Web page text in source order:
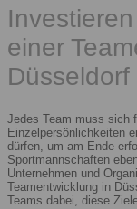
einer
Düsseldorf
Jedes Team muss sich
Einzelpersönlichkeiten
dürfen, um am Ende
Sportmannschaften
Unternehmen und
Teamentwicklung in
Teams dabei, diese